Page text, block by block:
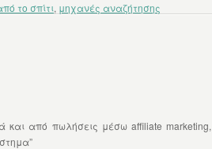
το σπίτι, μηχανές αναζήτησης
από πωλήσεις μέσω affiliate marketing,